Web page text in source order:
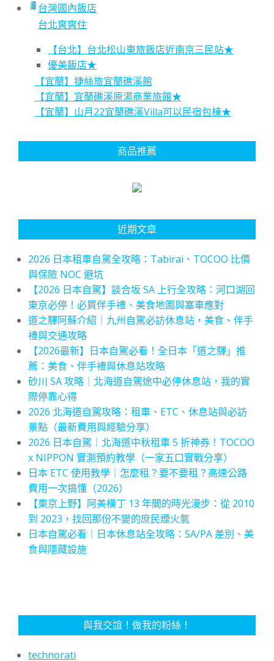
台灣國內飯店
台北爽爽住
【台北】台北松山東旅飯店近南京三民站★
優美飯店★
【宜蘭】捷絲旅宜蘭礁溪館
【宜蘭】宜蘭礁溪原湯商業旅館★
【宜蘭】山月22宜蘭礁溪Villa可以民宿包棟★
商品推薦
近期文章
2026 日本租車自駕全攻略：Tabirai、TOCOO 比價
與保險 NOC 避坑
【2026 日本自駕】談合坂 SA 上行全攻略：河口湖回
東京必停！必買伴手禮、美食地圖與塞車應對
道之驛阿蘇介紹｜九州自駕必訪休息站，美食、伴手
禮與交通攻略
【2026最新】日本自駕必看！全日本「道之驛」推
薦：美食、伴手禮與休息站攻略
砂川 SA 攻略｜北海道自駕途中必停休息站，我的實
際停靠心得
2026 北海道自駕攻略：租車、ETC、休息站與必訪
景點（最新費用與經驗分享）
2026 日本自駕｜北海道中秋租車 5 折神券！TOCOO
x NIPPON 實測預約教學（一家五口實戰分享）
日本 ETC 使用教學｜怎麼租？要不要租？高速公路
費用一次搞懂（2026）
【東京上野】阿美橫丁 13 年間的時光漫步：從 2010
到 2023，找回那份不變的庶民煙火氣
日本自駕必看｜日本休息站全攻略：SA/PA 差別、美
食與隱藏設施
與我交誼！做我的粉絲！
technorati